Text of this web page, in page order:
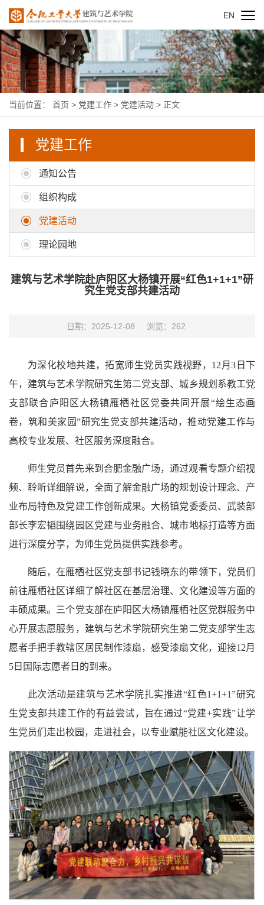
EN
当前位置： 首页 > 党建工作 > 党建活动 > 正文
党建工作
通知公告
组织构成
党建活动
理论园地
建筑与艺术学院赴庐阳区大杨镇开展“红色1+1+1”研
究生党支部共建活动
日期：2025-12-08 浏览： 262
为深化校地共建，拓宽师生党员实践视野，12月3日下
午，建筑与艺术学院研究生第二党支部、城乡规划系教工党
支部联合庐阳区大杨镇雁栖社区党委共同开展“绘生态画
卷，筑和美家园”研究生党支部共建活动，推动党建工作与
高校专业发展、社区服务深度融合。
师生党员首先来到合肥金融广场，通过观看专题介绍视
频、聆听详细解说，全面了解金融广场的规划设计理念、产
业布局特色及党建工作创新成果。大杨镇党委委员、武装部
部长李宏韬围绕园区党建与业务融合、城市地标打造等方面
进行深度分享，为师生党员提供实践参考。
随后，在雁栖社区党支部书记钱晓东的带领下，党员们
前往雁栖社区详细了解社区在基层治理、文化建设等方面的
丰硕成果。三个党支部在庐阳区大杨镇雁栖社区党群服务中
心开展志愿服务，建筑与艺术学院研究生第二党支部学生志
愿者手把手教辖区居民制作漆扇，感受漆扇文化，迎接12月
5日国际志愿者日的到来。
此次活动是建筑与艺术学院扎实推进“红色1+1+1”研究
生党支部共建工作的有益尝试，旨在通过“党建+实践”让学
生党员们走出校园，走进社会，以专业赋能社区文化建设。